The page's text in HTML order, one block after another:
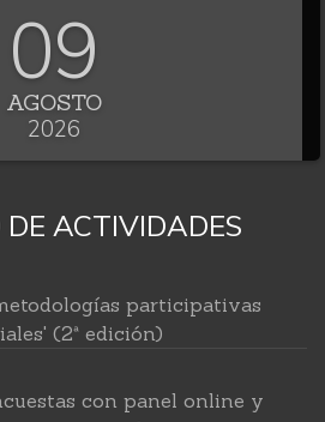
09
AGOSTO
2026
ACTIVIDADES
participativas
(2ª edición)
con panel online y